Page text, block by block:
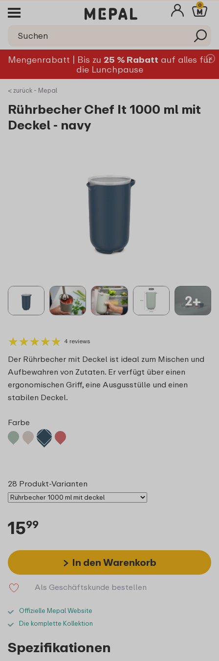
0
Mengenrabatt | Bis zu 25 % Rabatt auf alles für
die Lunchpause
< zurück - Mepal
Rührbecher Chef It 1000 ml mit
Deckel - navy
2+
★★★★★
★★★★★ 4 reviews
Der Rührbecher mit Deckel ist ideal zum Mischen und
Aufbewahren von Zutaten. Er verfügt über einen
ergonomischen Griff, eine Ausgusstülle und einen
stabilen Deckel.
Farbe
28 Produkt-Varianten
1599
In den Warenkorb
Als Geschäftskunde bestellen
Offizielle Mepal Website
Die komplette Kollektion
Spezifikationen